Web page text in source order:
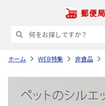
ホーム WEB特集 非食品